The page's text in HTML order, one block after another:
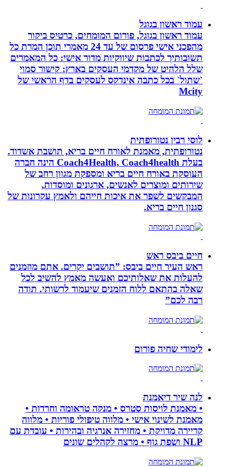
עמוד ראשון בגוגל
עמוד ראשון בגוגל, פורום המומחים, כרטיס ביקור
מהפכני אישי פרסום של עד 24 מאמרי תוכן המרת כל
תשובותיך לכתבות שיווקיות מדור אישי: כל המאמרים
שלל הלהיט של מקדמי העסקים בארץ: קישור סמוי
`שתול` בכל כתבה אינדקס לעסקים בדף הראשי של
Mcity
לוסי רבין נטורופתית
נטורופתית, מאמנת לאורח חיים בריא, תושבת אשדוד.
בעלת Coach4Health, Coach4health הינה חברה
העוסקת באורח חיים בריא ומספקת מגוון רחב של
שירותים ומוצרים לאנשים, ארגונים ומוסדות,
המבקשים לשפר את איכות חייהם ולאמץ עקרונות של
סגנון חיים בריא.
חיים ביבס ראש
ראש העיר חיים ביבס: ”תושבים יקרים. אתם מוזמנים
להעלות את שאלותיכם ואעשה מאמץ להשיב לכל
שאלה בהתאם ללוח הזמנים שיעמוד לרשותי. תודה
רבה לכם”
לימודי שחיה פורום
לנה שיר דיאמנת
• מאמנת לויסות סטרס • מנקה טראומה וחרדות •
מאמנת לשינוי אישי • מלווה טיפולי פוריות • מלווה
קריירה מדויקת • מחזירה אנרגיה ובהירות • עובדת עם